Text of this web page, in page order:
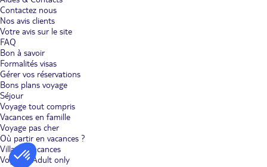
Contactez nous
Nos avis clients
Votre avis sur le site
FAQ
Bon à savoir
Formalités visas
Gérer vos réservations
Bons plans voyage
Séjour
Voyage tout compris
Vacances en famille
Voyage pas cher
Où partir en vacances ?
Villages vacances
Voyages Adult only